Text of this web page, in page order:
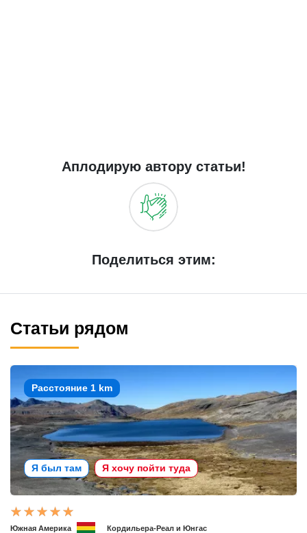
Аплодирую автору статьи!
Поделиться этим:
Статьи рядом
Расстояние 1 km
Я был там Я хочу пойти туда
Южная Америка Кордильера-Реал и Юнгас